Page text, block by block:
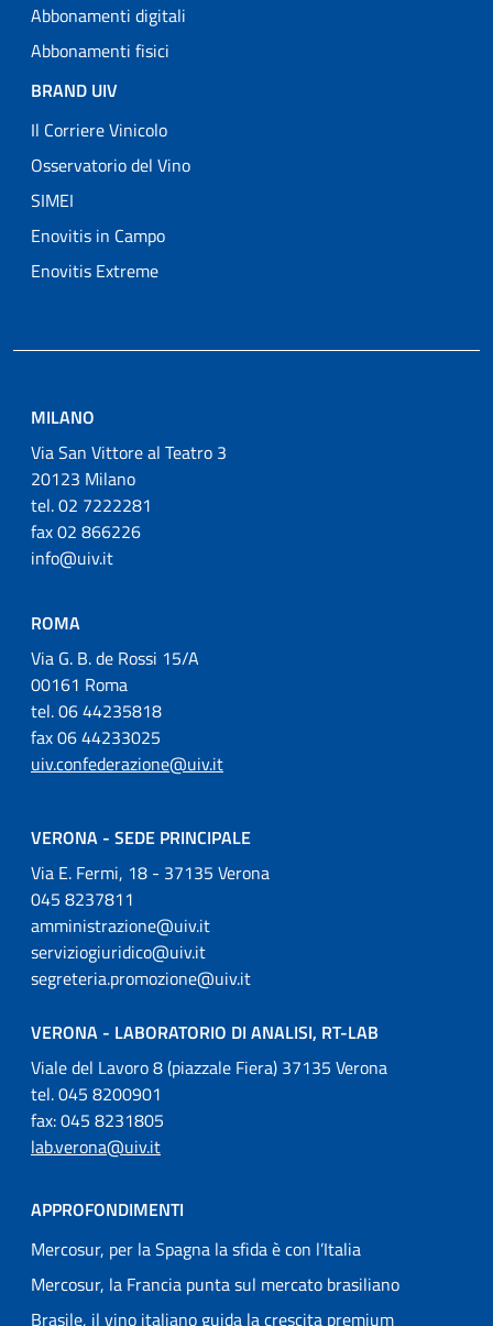
Abbonamenti digitali
Abbonamenti fisici
BRAND UIV
Il Corriere Vinicolo
Osservatorio del Vino
SIMEI
Enovitis in Campo
Enovitis Extreme
MILANO
Via San Vittore al Teatro 3
20123 Milano
tel. 02 7222281
fax 02 866226
info@uiv.it
ROMA
Via G. B. de Rossi 15/A
00161 Roma
tel. 06 44235818
fax 06 44233025
uiv.confederazione@uiv.it
VERONA - SEDE PRINCIPALE
Via E. Fermi, 18 - 37135 Verona
045 8237811
amministrazione@uiv.it
serviziogiuridico@uiv.it
segreteria.promozione@uiv.it
VERONA - LABORATORIO DI ANALISI, RT-LAB
Viale del Lavoro 8 (piazzale Fiera) 37135 Verona
tel. 045 8200901
fax: 045 8231805
lab.verona@uiv.it
APPROFONDIMENTI
Mercosur, per la Spagna la sfida è con l’Italia
Mercosur, la Francia punta sul mercato brasiliano
Brasile, il vino italiano guida la crescita premium